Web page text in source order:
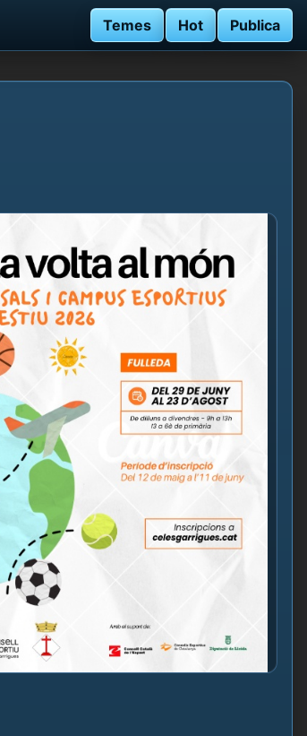
Temes Hot Publica